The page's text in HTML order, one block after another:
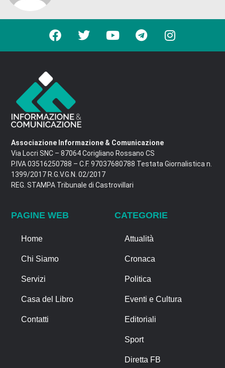
Associazione Informazione & Comunicazione
Via Locri SNC – 87064 Corigliano Rossano CS
P.IVA 03516250788 – C.F. 97037680788 Testata Giornalistica n.
1399/2017 R.G.V.G.N. 02/2017
REG. STAMPA Tribunale di Castrovillari
PAGINE WEB
Home
Chi Siamo
Servizi
Casa del Libro
Contatti
CATEGORIE
Attualità
Cronaca
Politica
Eventi e Cultura
Editoriali
Sport
Diretta FB